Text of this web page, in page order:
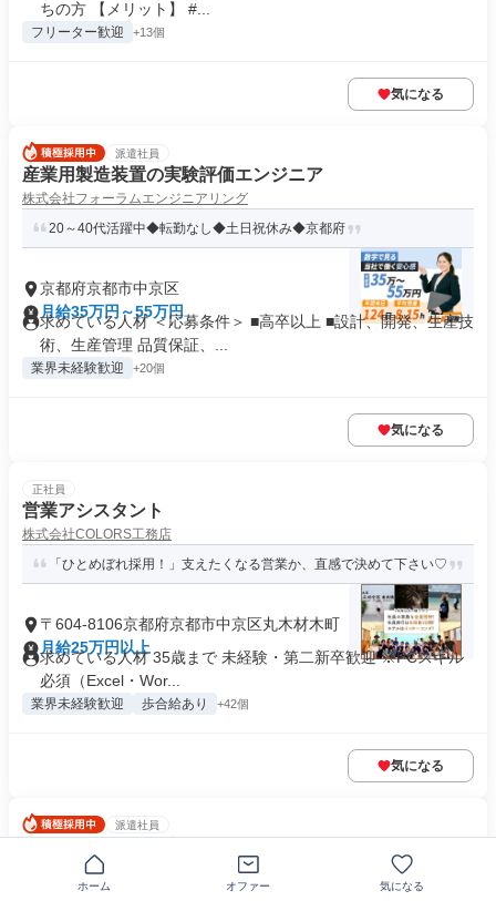
ちの方 【メリット】 #...
フリーター歓迎 +13個
気になる
派遣社員
産業用製造装置の実験評価エンジニア
株式会社フォーラムエンジニアリング
20～40代活躍中◆転勤なし◆土日祝休み◆京都府
京都府京都市中京区
月給35万円～55万円
求めている人材 ＜応募条件＞ ■高卒以上 ■設計、開発、生産技
術、生産管理 品質保証、...
業界未経験歓迎 +20個
気になる
正社員
営業アシスタント
株式会社COLORS工務店
「ひとめぼれ採用！」支えたくなる営業か、直感で決めて下さい♡
〒604-8106京都府京都市中京区丸木材木町
月給25万円以上
求めている人材 35歳まで 未経験・第二新卒歓迎 ※PCスキル
必須（Excel・Wor...
業界未経験歓迎 歩合給あり +42個
気になる
派遣社員
株式会社フォーラムエンジニアリング
ホーム オファー 気になる